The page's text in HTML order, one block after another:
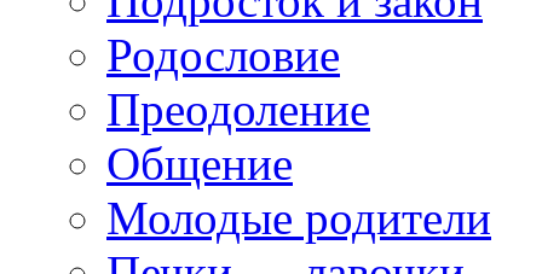
Родословие
Преодоление
Общение
Молодые родители